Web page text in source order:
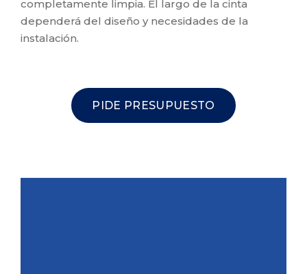
completamente limpia. El largo de la cinta
dependerá del diseño y necesidades de la
instalación.
PIDE PRESUPUESTO